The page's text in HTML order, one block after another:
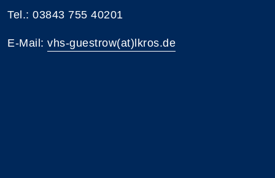
Tel.: 03843 755 40201
E-Mail: vhs-guestrow(at)lkros.de